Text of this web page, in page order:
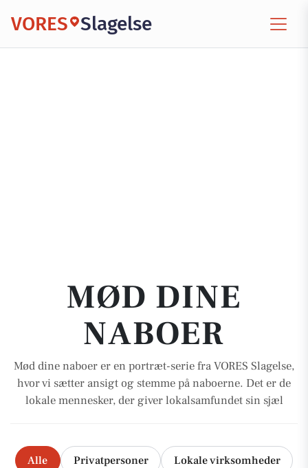
VORES Slagelse
MØD DINE
NABOER
Mød dine naboer er en portræt-serie fra VORES Slagelse,
hvor vi sætter ansigt og stemme på naboerne. Det er de
lokale mennesker, der giver lokalsamfundet sin sjæl
Alle Privatpersoner Lokale virksomheder